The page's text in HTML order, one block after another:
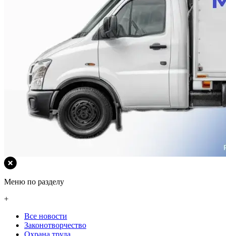
Меню по разделу
+
Все новости
Законотворчество
Охрана труда